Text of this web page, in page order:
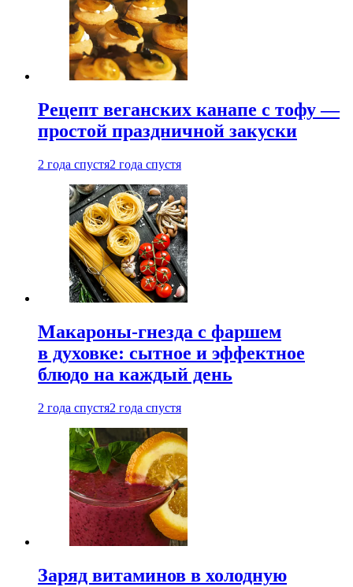
Рецепт веганских канапе с тофу —
простой праздничной закуски
2 года спустя2 года спустя
Макароны-гнезда с фаршем
в духовке: сытное и эффектное
блюдо на каждый день
2 года спустя2 года спустя
Заряд витаминов в холодную